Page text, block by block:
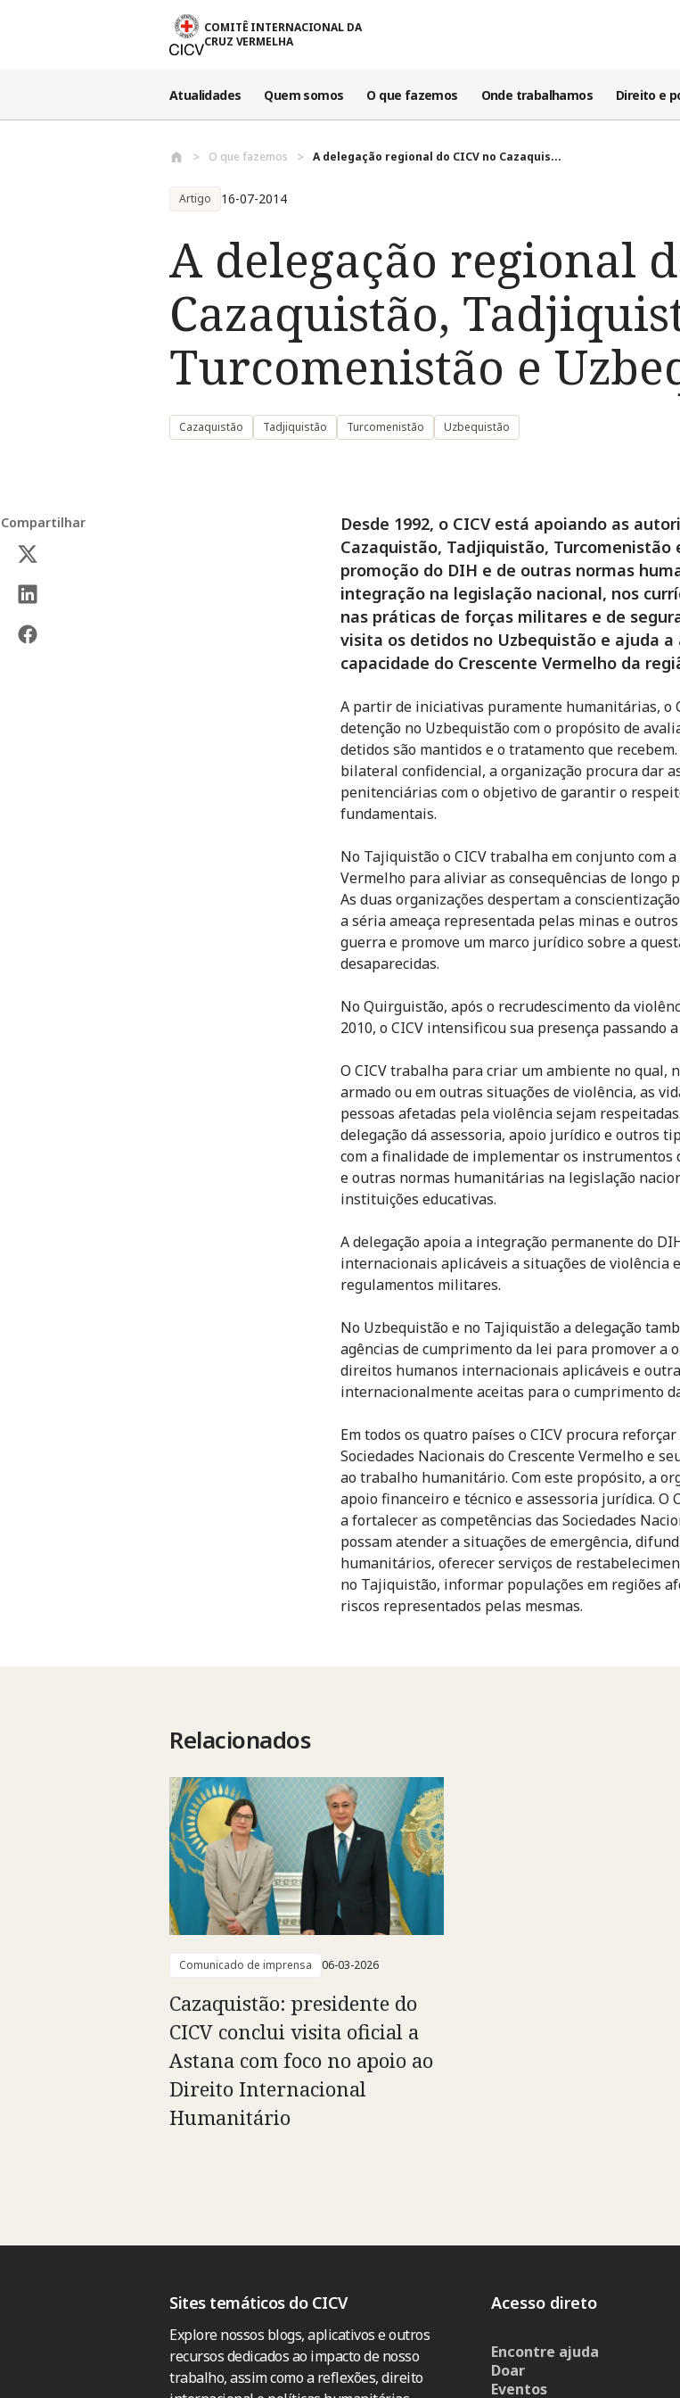
Passar para o conteúdo principal
COMITÊ INTERNACIONAL DA
CRUZ VERMELHA
Atualidades Quem somos O que fazemos Onde trabalhamos Direito e
O que fazemos A delegação regional do CICV no Cazaquis...
Artigo 16-07-2014
A delegação regional
Cazaquistão,
Turcomenistão e
Cazaquistão Tadjiquistão Turcomenistão Uzbequistão
Compartilhar
Desde 1992, o CICV está apoiando as
Cazaquistão, Tadjiquistão, Turcomenistão
promoção do DIH e de outras normas
integração na legislação nacional, nos
nas práticas de forças militares e de
visita os detidos no Uzbequistão e ajuda a
capacidade do Crescente Vermelho da
A partir de iniciativas puramente humanitárias, o
detenção no Uzbequistão com o propósito de
detidos são mantidos e o tratamento que
bilateral confidencial, a organização procura dar
penitenciárias com o objetivo de garantir o
fundamentais.
No Tajiquistão o CICV trabalha em conjunto com a
Vermelho para aliviar as consequências de longo
As duas organizações despertam a
a séria ameaça representada pelas minas e
guerra e promove um marco jurídico sobre a
desaparecidas.
No Quirguistão, após o recrudescimento da
2010, o CICV intensificou sua presença passando
O CICV trabalha para criar um ambiente no qual,
armado ou em outras situações de violência, as
pessoas afetadas pela violência sejam
delegação dá assessoria, apoio jurídico e outros
com a finalidade de implementar os instrumentos
e outras normas humanitárias na legislação
instituições educativas.
A delegação apoia a integração permanente do
internacionais aplicáveis a situações de violência
regulamentos militares.
No Uzbequistão e no Tajiquistão a delegação
agências de cumprimento da lei para promover a
direitos humanos internacionais aplicáveis e
internacionalmente aceitas para o cumprimento
Em todos os quatro países o CICV procura
Sociedades Nacionais do Crescente Vermelho e
ao trabalho humanitário. Com este propósito, a
apoio financeiro e técnico e assessoria jurídica. O
a fortalecer as competências das Sociedades
possam atender a situações de emergência,
humanitários, oferecer serviços de
no Tajiquistão, informar populações em regiões
riscos representados pelas mesmas.
Relacionados
Comunicado de imprensa 06-03-2026
Cazaquistão: presidente do
CICV conclui visita oficial a
Astana com foco no apoio ao
Direito Internacional
Humanitário
Sites temáticos do CICV
Explore nossos blogs, aplicativos e outros
recursos dedicados ao impacto de nosso
trabalho, assim como a reflexões, direito
Acesso direto
Encontre ajuda
Doar
Eventos